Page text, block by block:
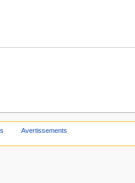
Avertissements